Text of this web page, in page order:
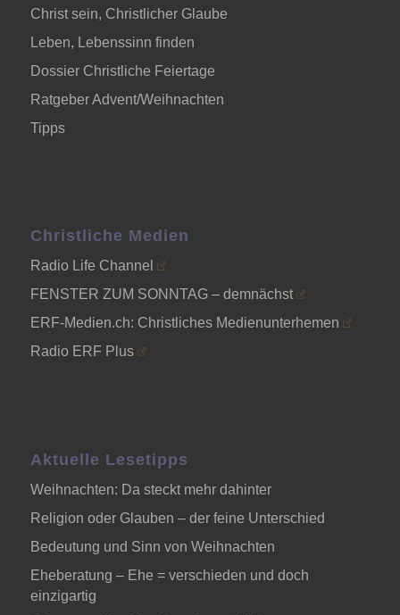
Christ sein, Christlicher Glaube
Leben, Lebenssinn finden
Dossier Christliche Feiertage
Ratgeber Advent/Weihnachten
Tipps
Christliche Medien
Radio Life Channel
FENSTER ZUM SONNTAG – demnächst
ERF-Medien.ch: Christliches Medienunterhemen
Radio ERF Plus
Aktuelle Lesetipps
Weihnachten: Da steckt mehr dahinter
Religion oder Glauben – der feine Unterschied
Bedeutung und Sinn von Weihnachten
Eheberatung – Ehe = verschieden und doch
einzigartig